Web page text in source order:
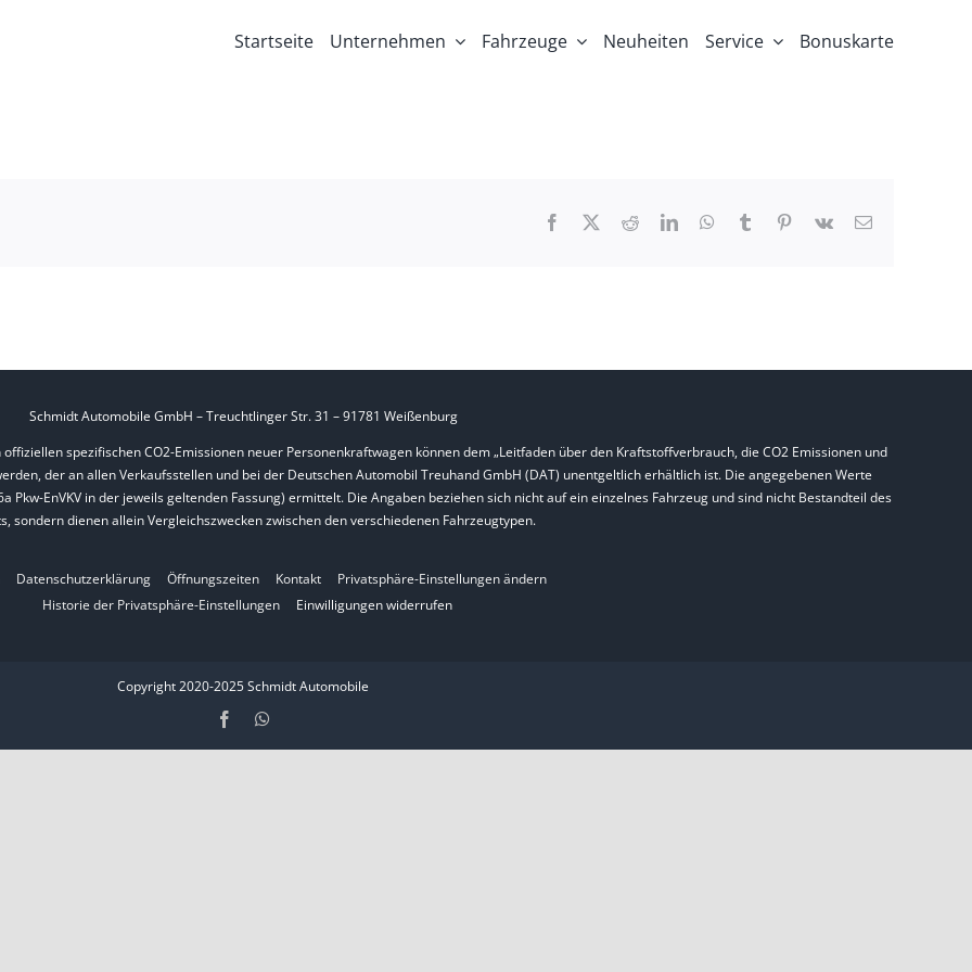
Startseite Unternehmen Fahrzeuge Neuheiten Service Bonuskarte
Facebook RedditLinkedInWhatsApp
Tumblr Pinterest
Vk
E-
Schmidt Automobile GmbH – Treuchtlinger Str. 31 – 91781 Weißenburg
spezifischen CO2-Emissionen neuer Personenkraftwagen können dem „Leitfaden über den Kraftstoffverbrauch, die CO2 Emissionen und
der an allen Verkaufsstellen und bei der Deutschen Automobil Treuhand GmbH (DAT) unentgeltlich erhältlich ist. Die angegebenen Werte
EnVKV in der jeweils geltenden Fassung) ermittelt. Die Angaben beziehen sich nicht auf ein einzelnes Fahrzeug und sind nicht Bestandteil des
sondern dienen allein Vergleichszwecken zwischen den verschiedenen Fahrzeugtypen.
Datenschutzerklärung Öffnungszeiten Kontakt
Privatsphäre-Einstellungen ändern
Historie der Privatsphäre-Einstellungen
Einwilligungen widerrufen
Copyright 2020-2025 Schmidt Automobile